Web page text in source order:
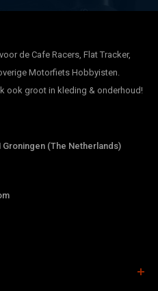
de Cafe Racers, Flat Tracker,
Motorfiets Hobbyisten.
ook groot in kleding & onderhoud!
Groningen (The Netherlands)